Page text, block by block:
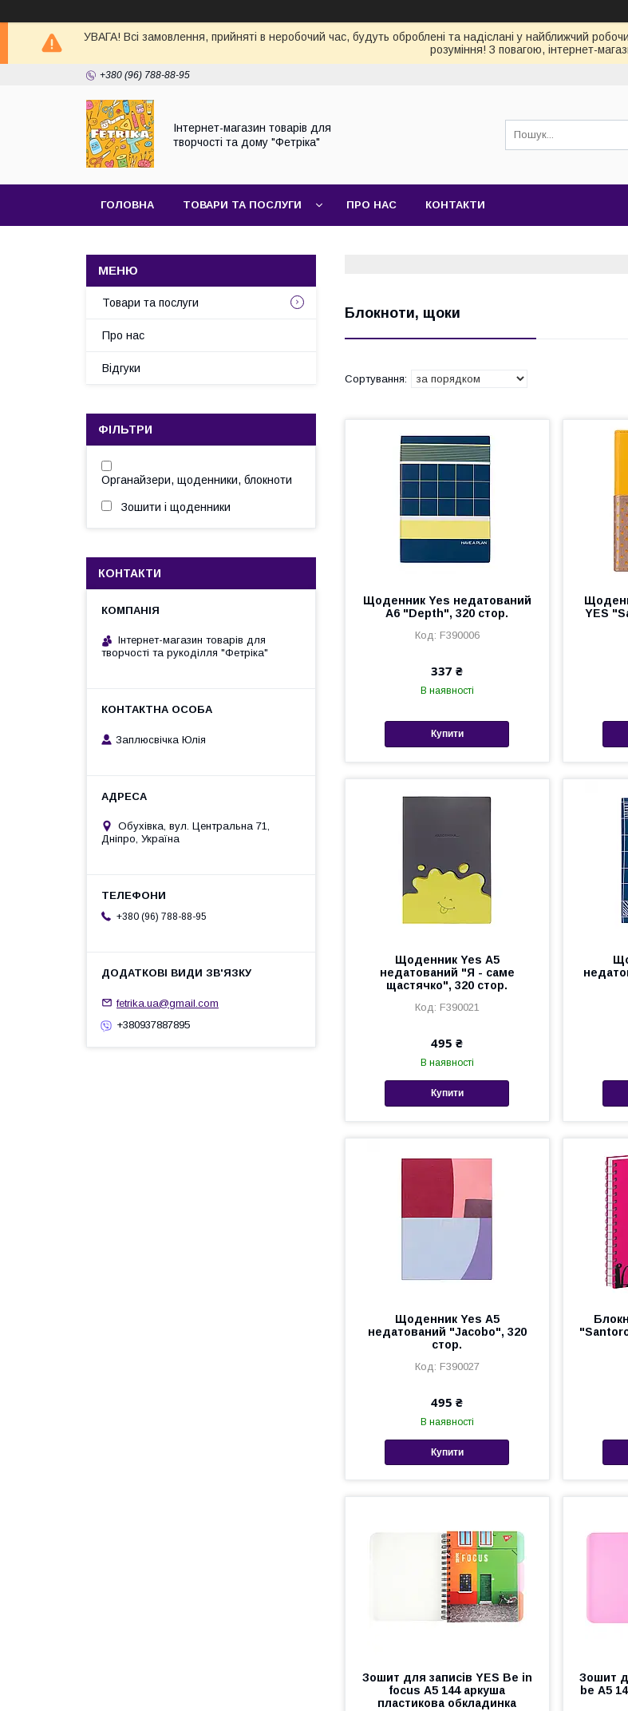
УВАГА! Всі замовлення, прийняті в неробочий час, будуть оброблені та надіслані у найближчий
розуміння! З повагою, інтернет-
+380 (96) 788-88-95
Інтернет-магазин товарів для
творчості та дому "Фетріка"
ГОЛОВНА ТОВАРИ ТА ПОСЛУГИ ПРО НАС КОНТАКТИ
Блокноти, щоки
Щоденник Yes недатований
А6 "Depth", 320 стор.
F390006
337 ₴
В наявності
Купити
YES
Щоденник Yes А5
недатований "Я - саме
щастячко", 320 стор.
F390021
495 ₴
В наявності
Купити
Щоденник Yes А5
недатований "Jacobo", 320
стор.
F390027
495 ₴
В наявності
Купити
Зошит для записів YES Be in
focus А5 144 аркуша
пластикова обкладинка
Зошит
be А5
Товари та послуги
Про нас
Відгуки
ФІЛЬТРИ
Органайзери, щоденники, блокноти
Зошити і щоденники
КОНТАКТИ
Інтернет-магазин товарів для
творчості та рукоділля "Фетріка"
Заплюсвічка Юлія
Обухівка, вул. Центральна 71,
Дніпро, Україна
+380 (96) 788-88-95
fetrika.ua@gmail.com
+380937887895